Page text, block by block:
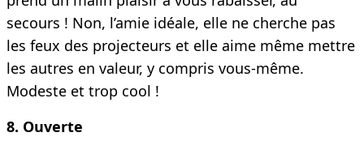
secours ! Non, l’amie idéale, elle ne cherche pas
les feux des projecteurs et elle aime même mettre
les autres en valeur, y compris vous-même.
Modeste et trop cool !
8. Ouverte